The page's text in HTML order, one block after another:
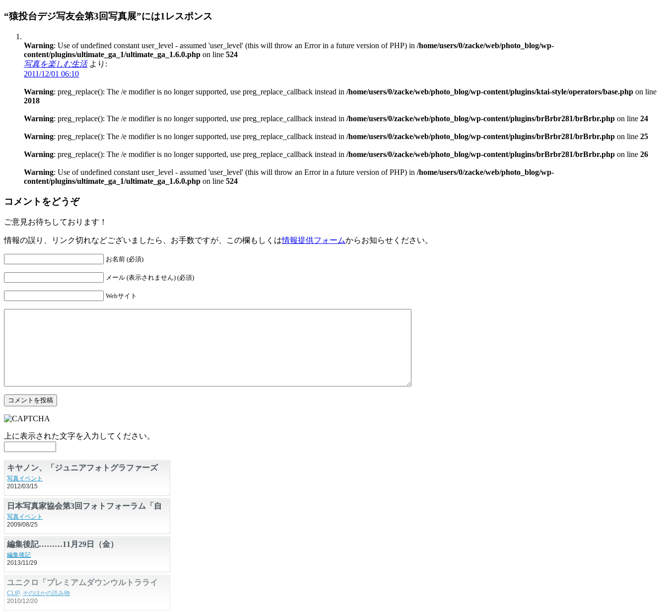
“猿投台デジ写友会第3回写真展”には1レスポンス
Warning: Use of undefined constant user_level - assumed 'user_level' (this will throw an Error in a future version of PHP) in /home/users/0/zacke/web/photo_blog/wp-
content/plugins/ultimate_ga_1/ultimate_ga_1.6.0.php on line 524
写真を楽しむ生活 より:
2011/12/01 06:10
Warning: preg_replace(): The /e modifier is no longer supported, use preg_replace_callback instead in /home/users/0/zacke/web/photo_blog/wp-content/plugins/ktai-style/operators/base.php on line
2018
Warning: preg_replace(): The /e modifier is no longer supported, use preg_replace_callback instead in /home/users/0/zacke/web/photo_blog/wp-content/plugins/brBrbr281/brBrbr.php on line 24
Warning: preg_replace(): The /e modifier is no longer supported, use preg_replace_callback instead in /home/users/0/zacke/web/photo_blog/wp-content/plugins/brBrbr281/brBrbr.php on line 25
Warning: preg_replace(): The /e modifier is no longer supported, use preg_replace_callback instead in /home/users/0/zacke/web/photo_blog/wp-content/plugins/brBrbr281/brBrbr.php on line 26
Warning: Use of undefined constant user_level - assumed 'user_level' (this will throw an Error in a future version of PHP) in /home/users/0/zacke/web/photo_blog/wp-
content/plugins/ultimate_ga_1/ultimate_ga_1.6.0.php on line 524
コメントをどうぞ
ご意見お待ちしております！
情報の誤り、リンク切れなどございましたら、お手数ですが、この欄もしくは情報提供フォームからお知らせください。
お名前 (必須)
メール (表示されません) (必須)
Webサイト
上に表示された文字を入力してください。
キヤノン、「ジュニアフォトグラファーズ
2012」の参加校・団体を募集
2012/03/15
日本写真家協会第3回フォトフォーラム「自
然、生命、そして写真」
2009/08/25
編集後記………11月29日（金）